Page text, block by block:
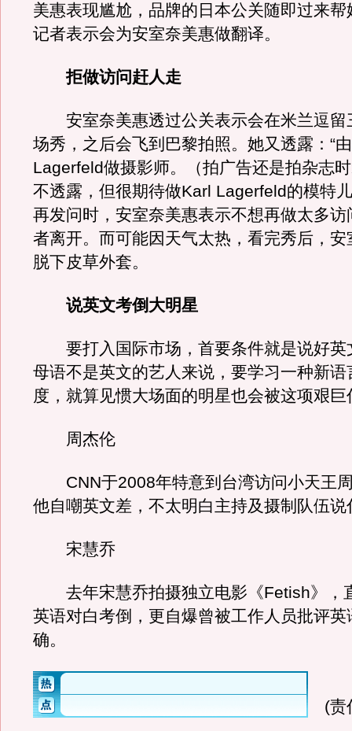
美惠表现尴尬，品牌的日本公关随即过来帮
记者表示会为安室奈美惠做翻译。
拒做访问赶人走
安室奈美惠透过公关表示会在米兰逗留
场秀，之后会飞到巴黎拍照。她又透露：“
Lagerfeld做摄影师。（拍广告还是拍杂志
不透露，但很期待做Karl Lagerfeld的模特
再发问时，安室奈美惠表示不想再做太多访
者离开。而可能因天气太热，看完秀后，安
脱下皮草外套。
说英文考倒大明星
要打入国际市场，首要条件就是说好英
母语不是英文的艺人来说，要学习一种新语
度，就算见惯大场面的明星也会被这项艰巨
周杰伦
CNN于2008年特意到台湾访问小天王
他自嘲英文差，不太明白主持及摄制队伍说
宋慧乔
去年宋慧乔拍摄独立电影《Fetish》，
英语对白考倒，更自爆曾被工作人员批评英
确。
(责